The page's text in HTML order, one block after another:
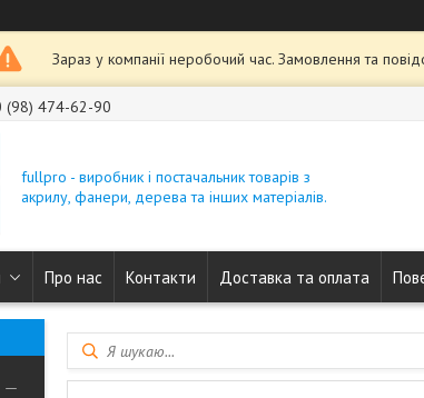
Зараз у компанії неробочий час. Замовлення та
(98) 474-62-90
fullpro - виробник і постачальник товарів з
акрилу, фанери, дерева та інших матеріалів.
Про нас Контакти Доставка та оплата